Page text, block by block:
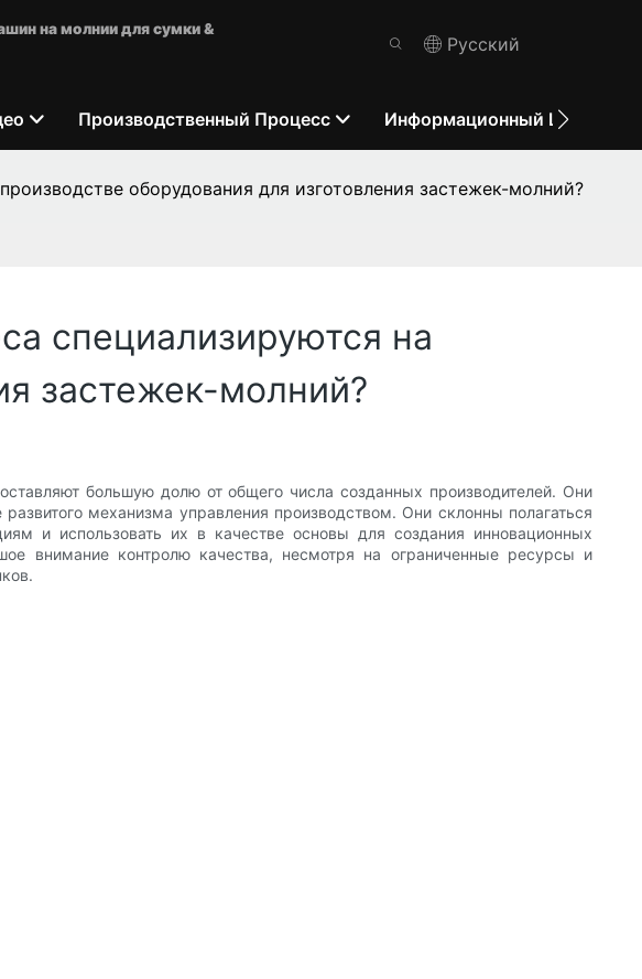
на молнии для сумки &
Pусский
Производственный Процесс Информационный Центр
оборудования для изготовления застежек-молний?
специализируются на
застежек-молний?
большую долю от общего числа созданных производителей. Они
механизма управления производством. Они склонны полагаться
и использовать их в качестве основы для создания инновационных
внимание контролю качества, несмотря на ограниченные ресурсы и